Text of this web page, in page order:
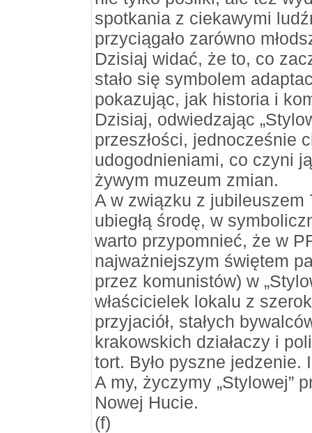
spotkania z ciekawymi
przyciągało zarówno
Dzisiaj widać, że to, co
stało się symbolem
pokazując, jak historia i
Dzisiaj, odwiedzając
przeszłości, jednocześnie
udogodnieniami, co czyni
żywym muzeum zmian.
A w związku z jubileuszem
ubiegłą środę, w
warto przypomnieć, że w
najważniejszym świętem
przez komunistów) w
właścicielek lokalu z
przyjaciół, stałych
krakowskich działaczy i
tort. Było pyszne jedzenie.
A my, życzymy „Stylowej”
Nowej Hucie.
(f)